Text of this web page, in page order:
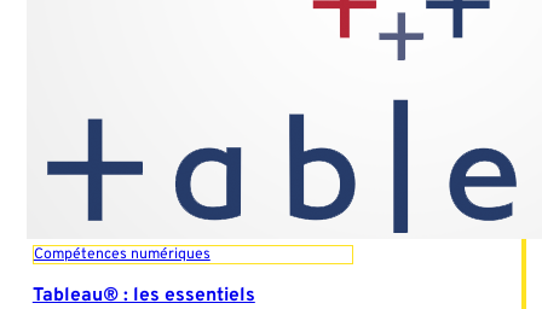
Compétences numériques
Tableau® : les essentiels